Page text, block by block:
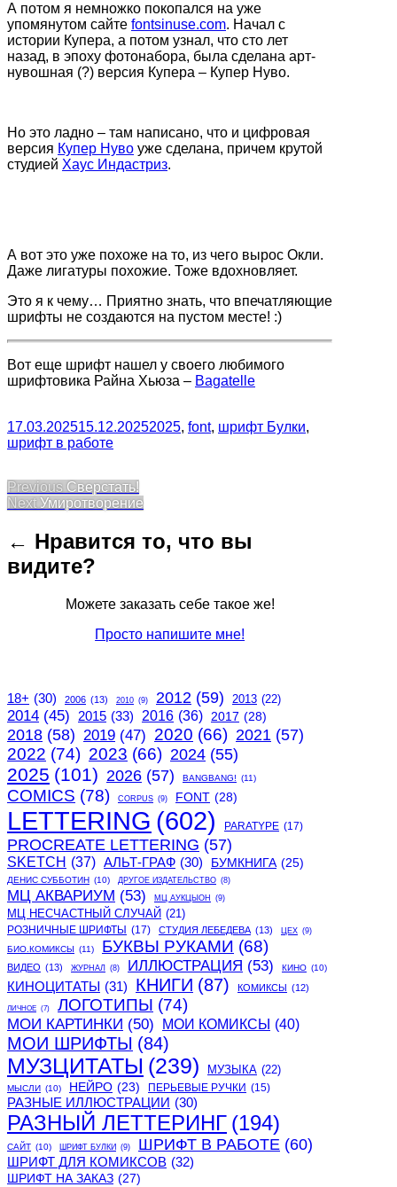
А потом я немножко покопался на уже
упомянутом сайте fontsinuse.com. Начал с
истории Купера, а потом узнал, что сто лет
назад, в эпоху фотонабора, была сделана арт-
нувошная (?) версия Купера – Купер Нуво.
Но это ладно – там написано, что и цифровая
версия Купер Нуво уже сделана, причем крутой
студией Хаус Индастриз.
А вот это уже похоже на то, из чего вырос Окли.
Даже лигатуры похожие. Тоже вдохновляет.
Это я к чему… Приятно знать, что впечатляющие
шрифты не создаются на пустом месте! :)
Вот еще шрифт нашел у своего любимого
шрифтовика Райна Хьюза – Bagatelle
17.03.202515.12.20252025, font, шрифт Булки,
шрифт в работе
Post
navigation
Previous Previous
post:
Сверстать!
Next Next
Умиротворение
← Нравится то, что вы
видите?
Можете заказать себе такое же!
Просто напишите мне!
18+ (30) 2006 (13) 2010 (9) 2012 (59) 2013 (22)
2014 (45) 2015 (33) 2016 (36) 2017 (28)
2018 (58) 2019 (47) 2020 (66) 2021 (57)
2022 (74) 2023 (66) 2024 (55)
2025 (101) 2026 (57) BANGBANG! (11)
COMICS (78) CORPUS (9) FONT (28)
LETTERING (602) PARATYPE (17)
PROCREATE LETTERING (57)
SKETCH (37) АЛЬТ-ГРАФ (30) БУМКНИГА (25)
ДЕНИС СУББОТИН (10) ДРУГОЕ ИЗДАТЕЛЬСТВО (8)
МЦ АКВАРИУМ (53) МЦ АУКЦЫОН (9)
МЦ НЕСЧАСТНЫЙ СЛУЧАЙ (21)
РОЗНИЧНЫЕ ШРИФТЫ (17) СТУДИЯ ЛЕБЕДЕВА (13) ЦЕХ (9)
БИО.КОМИКСЫ (11) БУКВЫ РУКАМИ (68)
ВИДЕО (13) ЖУРНАЛ (8) ИЛЛЮСТРАЦИЯ (53) КИНО (10)
КИНОЦИТАТЫ (31) КНИГИ (87) КОМИКСЫ (12)
ЛИЧНОЕ (7) ЛОГОТИПЫ (74)
МОИ КАРТИНКИ (50) МОИ КОМИКСЫ (40)
МОИ ШРИФТЫ (84)
МУЗЦИТАТЫ (239) МУЗЫКА (22)
МЫСЛИ (10) НЕЙРО (23) ПЕРЬЕВЫЕ РУЧКИ (15)
РАЗНЫЕ ИЛЛЮСТРАЦИИ (30)
РАЗНЫЙ ЛЕТТЕРИНГ (194)
САЙТ (10) ШРИФТ БУЛКИ (9) ШРИФТ В РАБОТЕ (60)
ШРИФТ ДЛЯ КОМИКСОВ (32)
ШРИФТ НА ЗАКАЗ (27)